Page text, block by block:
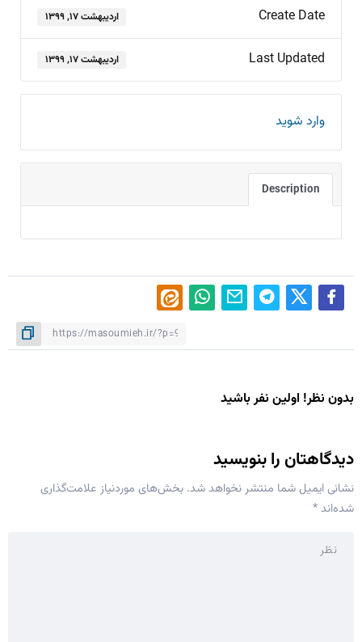
Create Date اردیبهشت ۱۷, ۱۳۹۹
Last Updated اردیبهشت ۱۷, ۱۳۹۹
وارد شوید
Description
بدون نظر! اولین نفر باشید
دیدگاهتان را بنویسید
نشانی ایمیل شما منتشر نخواهد شد. بخش‌های موردنیاز علامت‌گذاری
شده‌اند*